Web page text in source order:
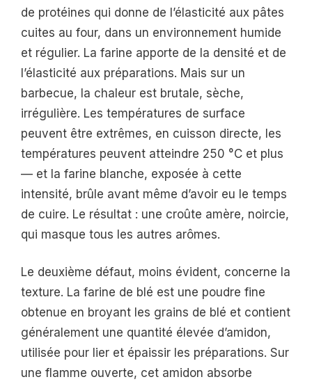
de protéines qui donne de l’élasticité aux pâtes
cuites au four, dans un environnement humide
et régulier. La farine apporte de la densité et de
l’élasticité aux préparations. Mais sur un
barbecue, la chaleur est brutale, sèche,
irrégulière. Les températures de surface
peuvent être extrêmes, en cuisson directe, les
températures peuvent atteindre 250 °C et plus
— et la farine blanche, exposée à cette
intensité, brûle avant même d’avoir eu le temps
de cuire. Le résultat : une croûte amère, noircie,
qui masque tous les autres arômes.
Le deuxième défaut, moins évident, concerne la
texture. La farine de blé est une poudre fine
obtenue en broyant les grains de blé et contient
généralement une quantité élevée d’amidon,
utilisée pour lier et épaissir les préparations. Sur
une flamme ouverte, cet amidon absorbe